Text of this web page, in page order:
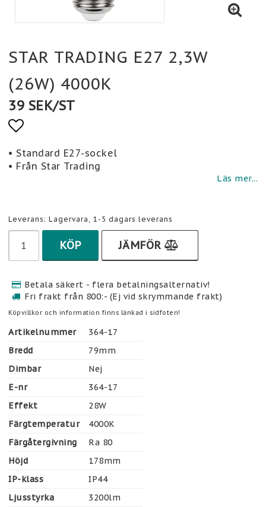
STAR TRADING E27 2,3W
(26W) 4000K
39 SEK/ST
Lägg till i favoritlistan
• Standard E27-sockel
• Från Star Trading
Läs mer...
Leverans: Lagervara, 1-5 dagars leverans
KÖP JÄMFÖR
Betala säkert - flera betalningsalternativ!
Fri frakt från 800:- (Ej vid skrymmande frakt)
Köpvillkor och information finns länkad i sidfoten!
Artikelnummer
364-17
Bredd
79mm
Dimbar
Nej
E-nr
364-17
Effekt
28W
Färgtemperatur
4000K
Färgåtergivning
Ra 80
Höjd
178mm
IP-klass
IP44
Ljusstyrka
3200lm